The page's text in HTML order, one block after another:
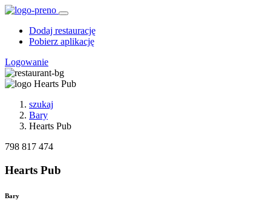
Dodaj restaurację
Pobierz aplikację
Logowanie
szukaj
Bary
Hearts Pub
798 817 474
Hearts Pub
Bary